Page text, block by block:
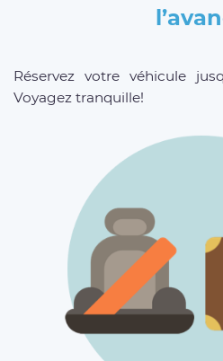
Réservez votre véhicule
Voyagez tranquille!